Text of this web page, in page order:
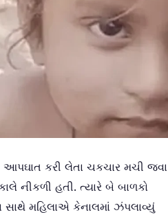
આપઘાત કરી લેતા ચકચાર મચી જવા
નીકળી હતી. ત્યારે બે બાળકો
સાથે મહિલાએ કેનાલમાં ઝંપલાવ્યું